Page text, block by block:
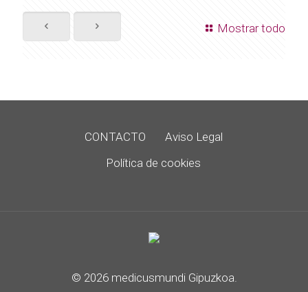
Mostrar todo
CONTACTO
Aviso Legal
Política de cookies
© 2026 medicusmundi Gipuzkoa.